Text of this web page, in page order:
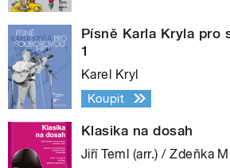
Písně Karla Kryla pro
1
Karel Kryl
Koupit
Klasika na dosah
Jiří Teml (arr.) / Zdeňka